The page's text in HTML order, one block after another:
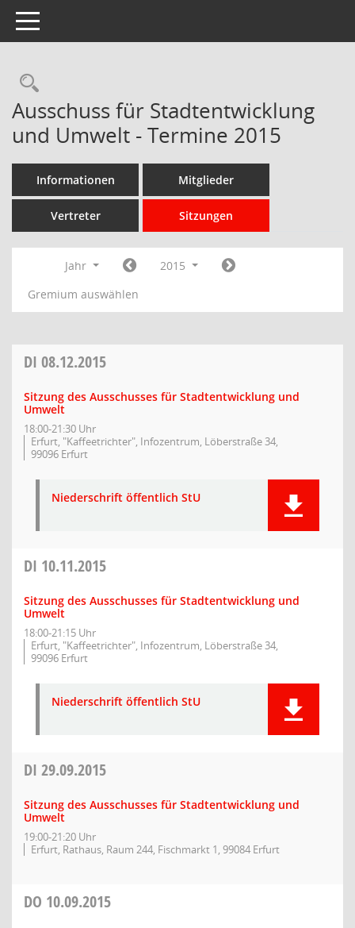
Toggle navigation
Rechercheauswahl
Ausschuss für Stadtentwicklung
und Umwelt - Termine 2015
Informationen Mitglieder
Vertreter Sitzungen
Jahr
2015
Gremium auswählen
DI 08.12.2015
Sitzung des Ausschusses für Stadtentwicklung und
Umwelt
18:00-21:30 Uhr
Erfurt, "Kaffeetrichter", Infozentrum, Löberstraße 34,
99096 Erfurt
Niederschrift öffentlich StU
DI 10.11.2015
Sitzung des Ausschusses für Stadtentwicklung und
Umwelt
18:00-21:15 Uhr
Erfurt, "Kaffeetrichter", Infozentrum, Löberstraße 34,
99096 Erfurt
Niederschrift öffentlich StU
DI 29.09.2015
Sitzung des Ausschusses für Stadtentwicklung und
Umwelt
19:00-21:20 Uhr
Erfurt, Rathaus, Raum 244, Fischmarkt 1, 99084 Erfurt
DO 10.09.2015